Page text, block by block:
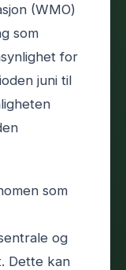
(WMO)
som
for
juni til
som
og
Dette kan